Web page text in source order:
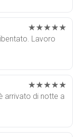
★★★★★
Lavoro
★★★★★
arrivato di notte a